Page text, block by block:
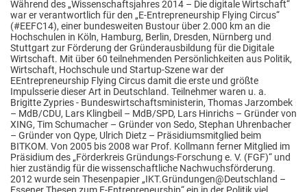
Während des „Wissenschaftsjahres 2014 – Die digitale Wirtschaft“
war er verantwortlich für den „E-Entrepreneurship Flying Circus“
(#EEFC14), einer bundesweiten Bustour über 2.000 km an die
Hochschulen in Köln, Hamburg, Berlin, Dresden, Nürnberg und
Stuttgart zur Förderung der Gründerausbildung für die Digitale
Wirtschaft. Mit über 60 teilnehmenden Persönlichkeiten aus Politik,
Wirtschaft, Hochschule und Startup-Szene war der
EEntrepreneurship Flying Circus damit die erste und größte
Impulsserie dieser Art in Deutschland. Teilnehmer waren u. a.
Brigitte Zypries - Bundeswirtschaftsministerin, Thomas Jarzombek
– MdB/CDU, Lars Klingbeil – MdB/SPD, Lars Hinrichs – Gründer von
XING, Tim Schumacher – Gründer von Sedo, Stephan Uhrenbacher
– Gründer von Qype, Ulrich Dietz – Präsidiumsmitglied beim
BITKOM. Von 2005 bis 2008 war Prof. Kollmann ferner Mitglied im
Präsidium des „Förderkreis Gründungs-Forschung e. V. (FGF)“ und
hier zuständig für die wissenschaftliche Nachwuchsförderung.
2012 wurde sein Thesenpapier „IKT.Gründungen@Deutschland –
Essener Thesen zum E-Entrepreneurship“ ein in der Politik viel